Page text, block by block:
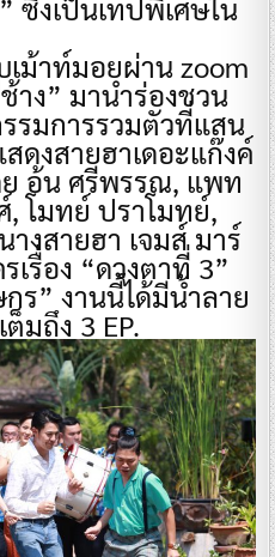
ซึ่งเป็นเทปพิเศษใน
เม้าท์มอยผ่าน zoom
าง” มานำร่องชวน
รมการรวมตัวที่แสน
ดงสายฮาเดอะแก๊งค์
ย อ้น ศรีพรรณ, แพท
โมทย์ ปราโมทย์,
งสายฮา เจมส์ มาร์
เรื่อง “ดวงตาที่ 3”
ร” งานนี้ได้มีน้ำลาย
มถึง 3 EP.